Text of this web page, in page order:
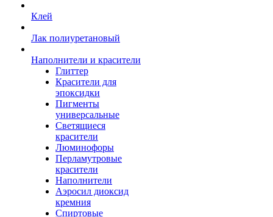
Клей
Лак полиуретановый
Наполнители и красители
Глиттер
Красители для
эпоксидки
Пигменты
универсальные
Светящиеся
красители
Люминофоры
Перламутровые
красители
Наполнители
Аэросил диоксид
кремния
Спиртовые